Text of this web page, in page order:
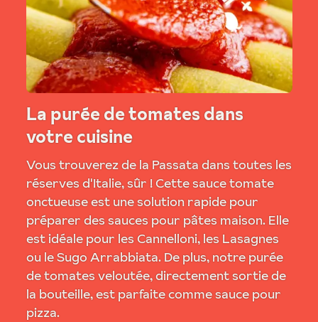
La purée de tomates dans
votre cuisine
Vous trouverez de la Passata dans toutes les
réserves d'Italie, sûr ! Cette sauce tomate
onctueuse est une solution rapide pour
préparer des sauces pour pâtes maison. Elle
est idéale pour les Cannelloni, les Lasagnes
ou le Sugo Arrabbiata. De plus, notre purée
de tomates veloutée, directement sortie de
la bouteille, est parfaite comme sauce pour
pizza.